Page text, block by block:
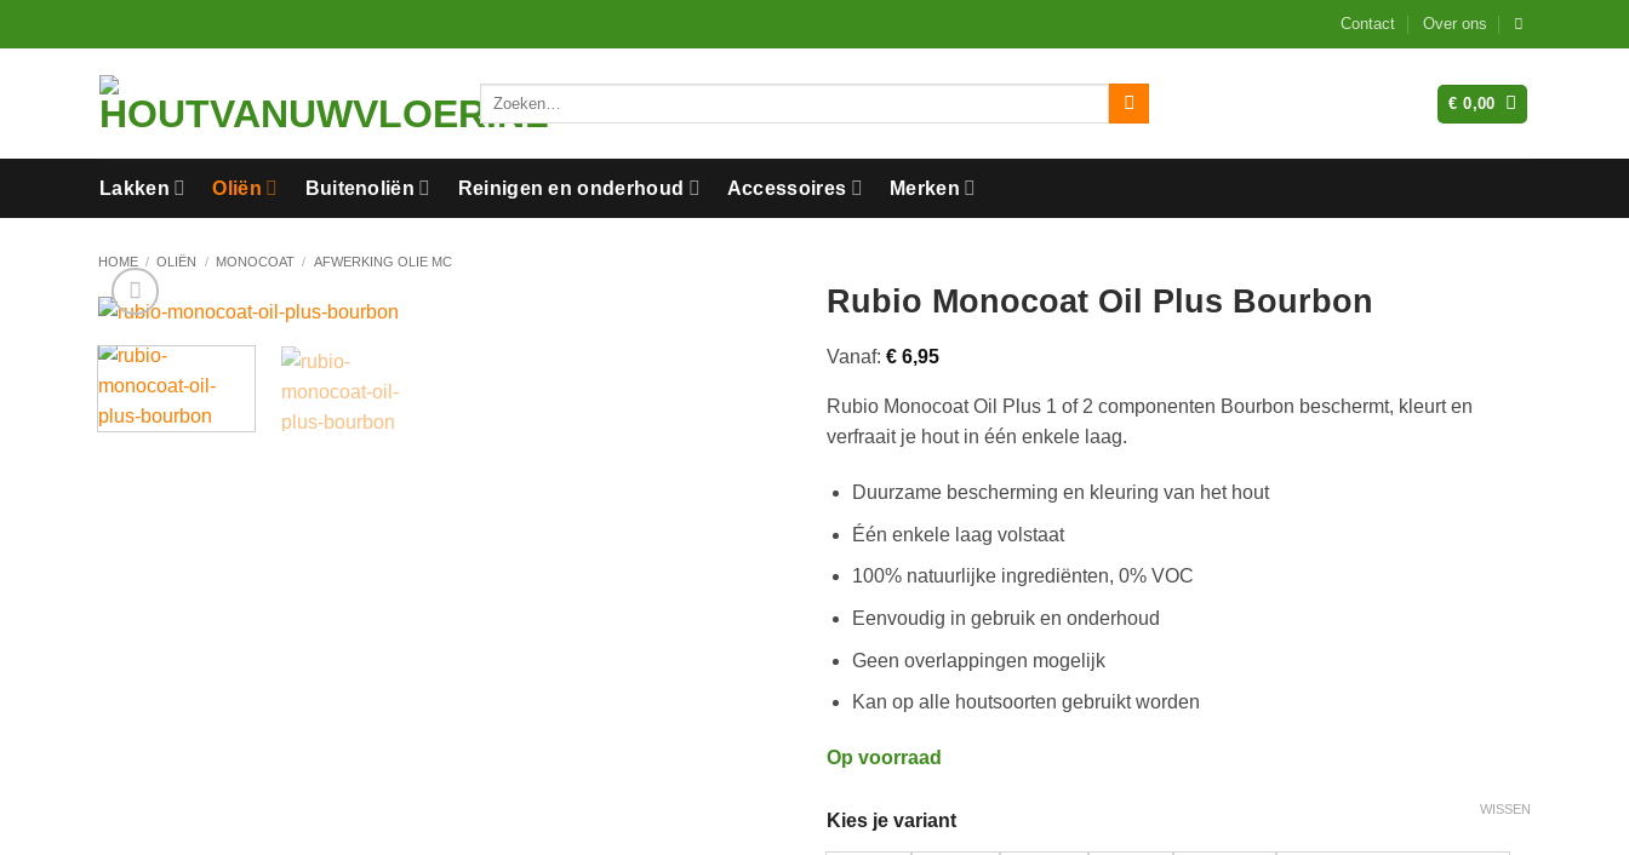
naar
Contact Over ons
Zoeken
naar:
€ 0,00
Lakken Oliën Buitenoliën Reinigen en onderhoud Accessoires Merken
HOME / OLIËN / MONOCOAT / AFWERKING OLIE MC
Rubio Monocoat Oil Plus Bourbon
Vanaf: €6,95
Rubio Monocoat Oil Plus 1 of 2 componenten Bourbon beschermt, kleurt en
verfraait je hout in één enkele laag.
Duurzame bescherming en kleuring van het hout
Één enkele laag volstaat
100% natuurlijke ingrediënten, 0% VOC
Eenvoudig in gebruik en onderhoud
Geen overlappingen mogelijk
Kan op alle houtsoorten gebruikt worden
Op voorraad
Kies je variant
WISSEN